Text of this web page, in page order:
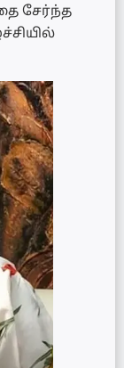
சேர்ந்த